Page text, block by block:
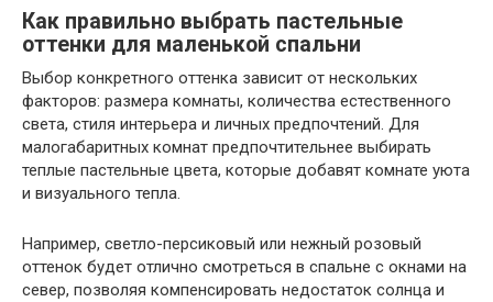
Как правильно выбрать пастельные
оттенки для маленькой спальни
Выбор конкретного оттенка зависит от нескольких
факторов: размера комнаты, количества естественного
света, стиля интерьера и личных предпочтений. Для
малогабаритных комнат предпочтительнее выбирать
теплые пастельные цвета, которые добавят комнате уюта
и визуального тепла.
Например, светло-персиковый или нежный розовый
оттенок будет отлично смотреться в спальне с окнами на
север, позволяя компенсировать недостаток солнца и